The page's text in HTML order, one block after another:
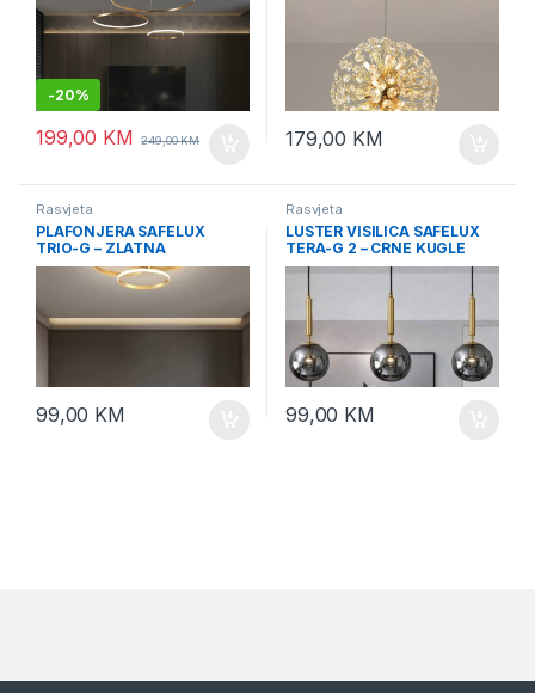
-20%
199,00 KM 249,00KM 179,00 KM
Rasvjeta
PLAFONJERA SAFELUX
TRIO-G – ZLATNA
99,00 KM
Rasvjeta
LUSTER VISILICA SAFELUX
TERA-G 2 – CRNE KUGLE
99,00 KM